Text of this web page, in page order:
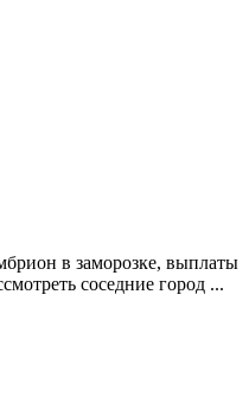
в заморозке, выплаты
соседние город ...